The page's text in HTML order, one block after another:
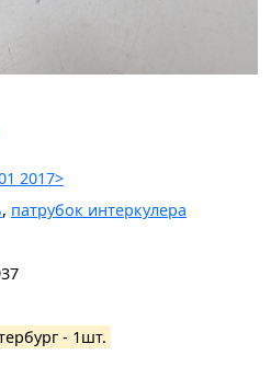
2017>
, патрубок интеркулера
- 1шт.